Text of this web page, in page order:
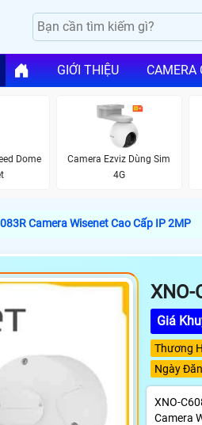
GIỚI THIỆU CAMERA
Dome
Camera Ezviz Dùng Sim
4G
Camera Wisenet Cao Cấp IP 2MP
XNO-
Giá
Thương
Ngày
XNO-
Camera